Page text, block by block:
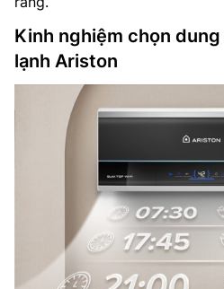
Kinh nghiệm chọn
lạnh Ariston